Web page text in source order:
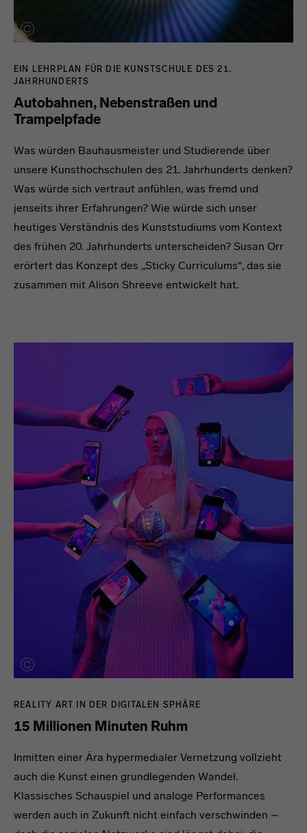
EIN LEHRPLAN FÜR DIE KUNSTSCHULE DES 21.
JAHRHUNDERTS
Autobahnen, Nebenstraßen und
Trampelpfade
Was würden Bauhausmeister und Studierende über
unsere Kunsthochschulen des 21. Jahrhunderts denken?
Was würde sich vertraut anfühlen, was fremd und
jenseits ihrer Erfahrungen? Wie würde sich unser
heutiges Verständnis des Kunststudiums vom Kontext
des frühen 20. Jahrhunderts unterscheiden? Susan Orr
erörtert das Konzept des „Sticky Curriculums“, das sie
zusammen mit Alison Shreeve entwickelt hat.
REALITY ART IN DER DIGITALEN SPHÄRE
15 Millionen Minuten Ruhm
Inmitten einer Ära hypermedialer Vernetzung vollzieht
auch die Kunst einen grundlegenden Wandel.
Klassisches Schauspiel und analoge Performances
werden auch in Zukunft nicht einfach verschwinden –